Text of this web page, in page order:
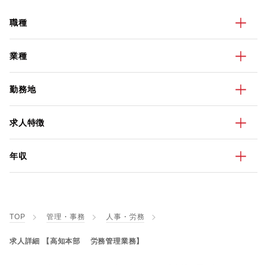
職種
業種
勤務地
求人特徴
年収
TOP 管理・事務 人事・労務
求人詳細 【高知本部 労務管理業務】